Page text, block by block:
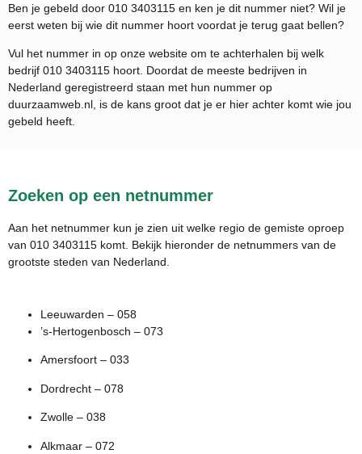
Ben je gebeld door 010 3403115 en ken je dit nummer niet? Wil je
eerst weten bij wie dit nummer hoort voordat je terug gaat bellen?
Vul het nummer in op onze website om te achterhalen bij welk
bedrijf 010 3403115 hoort. Doordat de meeste bedrijven in
Nederland geregistreerd staan met hun nummer op
duurzaamweb.nl, is de kans groot dat je er hier achter komt wie jou
gebeld heeft.
Zoeken op een netnummer
Aan het netnummer kun je zien uit welke regio de gemiste oproep
van 010 3403115 komt. Bekijk hieronder de netnummers van de
grootste steden van Nederland.
Leeuwarden – 058
’s-Hertogenbosch – 073
Amersfoort – 033
Dordrecht – 078
Zwolle – 038
Alkmaar – 072